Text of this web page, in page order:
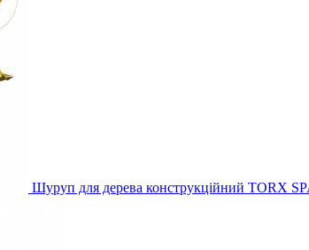
Шуруп для дерева конструкційний TORX